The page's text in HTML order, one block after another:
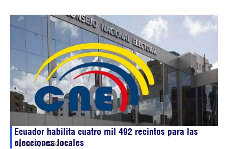
Ecuador habilita cuatro mil 492 recintos para las
elecciones locales
agosto 7, 202620:42